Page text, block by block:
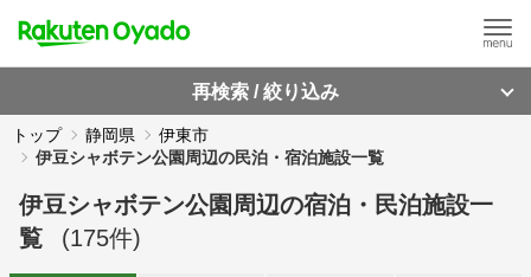
再検索 / 絞り込み
トップ 静岡県
伊東市
伊豆シャボテン公園周辺の民泊・宿泊施設一覧
伊豆シャボテン公園周辺の宿泊・民泊施設一
覧
(175件)